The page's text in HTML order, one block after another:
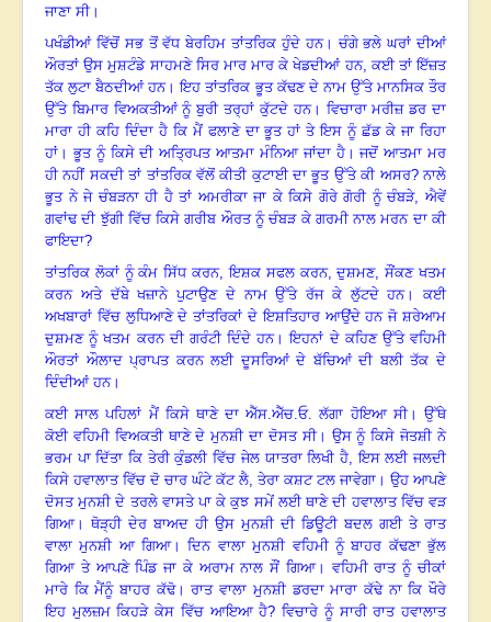
ਜਾਣਾ ਸੀ।
ਪਖੰਡੀਆਂ ਵਿੱਚੋਂ ਸਭ ਤੋਂ ਵੱਧ ਬੇਰਹਿਮ ਤਾਂਤਰਿਕ ਹੁੰਦੇ ਹਨ। ਚੰਗੇ ਭਲੇ ਘਰਾਂ ਦੀਆਂ
ਔਰਤਾਂ ਉਸ ਮੁਸ਼ਟੰਡੇ ਸਾਹਮਣੇ ਸਿਰ ਮਾਰ ਮਾਰ ਕੇ ਖੇਡਦੀਆਂ ਹਨ, ਕਈ ਤਾਂ ਇੱਜ਼ਤ
ਤੱਕ ਲੁਟਾ ਬੈਠਦੀਆਂ ਹਨ।ਇਹ ਤਾਂਤਰਿਕ ਭੂਤ ਕੱਢਣ ਦੇ ਨਾਮ ਉੱਤੇ ਮਾਨਸਿਕ ਤੌਰ
ਉੱਤੇ ਬਿਮਾਰ ਵਿਅਕਤੀਆਂ ਨੂੰ ਬੁਰੀ ਤਰ੍ਹਾਂ ਕੁੱਟਦੇ ਹਨ। ਵਿਚਾਰਾ ਮਰੀਜ਼ ਡਰ ਦਾ
ਮਾਰਾ ਹੀ ਕਹਿ ਦਿੰਦਾ ਹੈ ਕਿ ਮੈਂ ਫਲਾਣੇ ਦਾ ਭੂਤ ਹਾਂ ਤੇ ਇਸ ਨੂੰ ਛੱਡ ਕੇ ਜਾ ਰਿਹਾ
ਹਾਂ । ਭੂਤ ਨੂੰ ਕਿਸੇ ਦੀ ਅਤ੍ਰਿਪਤ ਆਤਮਾ ਮੰਨਿਆ ਜਾਂਦਾ ਹੈ।ਜਦੋਂ ਆਤਮਾ ਮਰ
ਹੀ ਨਹੀਂ ਸਕਦੀ ਤਾਂ ਤਾਂਤਰਿਕ ਵੱਲੋਂ ਕੀਤੀ ਕੁਟਾਈ ਦਾ ਭੂਤ ਉੱਤੇ ਕੀ ਅਸਰ? ਨਾਲੇ
ਭੂਤ ਨੇ ਜੇ ਚੰਬੜਨਾ ਹੀ ਹੈ ਤਾਂ ਅਮਰੀਕਾ ਜਾ ਕੇ ਕਿਸੇ ਗੋਰੇ ਗੋਰੀ ਨੂੰ ਚੰਬੜੇ, ਐਵੇਂ
ਗਵਾਂਢ ਦੀ ਝੁੱਗੀ ਵਿੱਚ ਕਿਸੇ ਗਰੀਬ ਔਰਤ ਨੂੰ ਚੰਬੜ ਕੇ ਗਰਮੀ ਨਾਲ ਮਰਨ ਦਾ ਕੀ
ਫਾਇਦਾ?
ਤਾਂਤਰਿਕ ਲੋਕਾਂ ਨੂੰ ਕੰਮ ਸਿੱਧ ਕਰਨ, ਇਸ਼ਕ ਸਫਲ ਕਰਨ, ਦੁਸ਼ਮਣ, ਸੌਂਕਣ ਖਤਮ
ਕਰਨ ਅਤੇ ਦੱਬੇ ਖਜ਼ਾਨੇ ਪੁਟਾਉਣ ਦੇ ਨਾਮ ਉੱਤੇ ਰੱਜ ਕੇ ਲੁੱਟਦੇ ਹਨ। ਕਈ
ਅਖਬਾਰਾਂ ਵਿੱਚ ਲੁਧਿਆਣੇ ਦੇ ਤਾਂਤਰਿਕਾਂ ਦੇ ਇਸ਼ਤਿਹਾਰ ਆਉਂਦੇ ਹਨ ਜੋ ਸ਼ਰੇਆਮ
ਦੁਸ਼ਮਣ ਨੂੰ ਖਤਮ ਕਰਨ ਦੀ ਗਰੰਟੀ ਦਿੰਦੇ ਹਨ।ਇਹਨਾਂ ਦੇ ਕਹਿਣ ਉੱਤੇ ਵਹਿਮੀ
ਔਰਤਾਂ ਔਲਾਦ ਪ੍ਰਾਪਤ ਕਰਨ ਲਈ ਦੂਸਰਿਆਂ ਦੇ ਬੱਚਿਆਂ ਦੀ ਬਲੀ ਤੱਕ ਦੇ
ਦਿੰਦੀਆਂ ਹਨ।
ਕਈ ਸਾਲ ਪਹਿਲਾਂ ਮੈਂ ਕਿਸੇ ਥਾਣੇ ਦਾ ਐੱਸ.ਐੱਚ.ਓ. ਲੱਗਾ ਹੋਇਆ ਸੀ।ਉੱਥੇ
ਕੋਈ ਵਹਿਮੀ ਵਿਅਕਤੀ ਥਾਣੇ ਦੇ ਮੁਨਸ਼ੀ ਦਾ ਦੋਸਤ ਸੀ। ਉਸ ਨੂੰ ਕਿਸੇ ਜੋਤਸ਼ੀ ਨੇ
ਭਰਮ ਪਾ ਦਿੱਤਾ ਕਿ ਤੇਰੀ ਕੁੰਡਲੀ ਵਿੱਚ ਜੇਲ ਯਾਤਰਾ ਲਿਖੀ ਹੈ, ਇਸ ਲਈ ਜਲਦੀ
ਕਿਸੇ ਹਵਾਲਾਤ ਵਿੱਚ ਦੋ ਚਾਰ ਘੰਟੇ ਕੱਟ ਲੈ, ਤੇਰਾ ਕਸ਼ਟ ਟਲ ਜਾਵੇਗਾ । ਉਹ ਆਪਣੇ
ਦੋਸਤ ਮੁਨਸ਼ੀ ਦੇ ਤਰਲੇ ਵਾਸਤੇ ਪਾ ਕੇ ਕੁਝ ਸਮੇਂ ਲਈ ਥਾਣੇ ਦੀ ਹਵਾਲਾਤ ਵਿੱਚ ਵੜ
ਗਿਆ। ਥੋੜ੍ਹੀ ਦੇਰ ਬਾਅਦ ਹੀ ਉਸ ਮੁਨਸ਼ੀ ਦੀ ਡਿਊਟੀ ਬਦਲ ਗਈ ਤੇ ਰਾਤ
ਵਾਲਾ ਮੁਨਸ਼ੀ ਆ ਗਿਆ।ਦਿਨ ਵਾਲਾ ਮੁਨਸ਼ੀ ਵਹਿਮੀ ਨੂੰ ਬਾਹਰ ਕੱਢਣਾ ਭੁੱਲ
ਗਿਆ ਤੇ ਆਪਣੇ ਪਿੰਡ ਜਾ ਕੇ ਅਰਾਮ ਨਾਲ ਸੌਂ ਗਿਆ। ਵਹਿਮੀ ਰਾਤ ਨੂੰ ਚੀਕਾਂ
ਮਾਰੇ ਕਿ ਮੈਂਨੂੰ ਬਾਹਰ ਕੱਢੋ।ਰਾਤ ਵਾਲਾ ਮੁਨਸ਼ੀ ਡਰਦਾ ਮਾਰਾ ਕੱਢੇ ਨਾ ਕਿ ਖੌਰੇ
ਇਹ ਮੁਲਜ਼ਮ ਕਿਹੜੇ ਕੇਸ ਵਿੱਚ ਆਇਆ ਹੈ? ਵਿਚਾਰੇ ਨੂੰ ਸਾਰੀ ਰਾਤ ਹਵਾਲਾਤ